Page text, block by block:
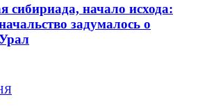
сибириада, начало исхода:
задумалось о